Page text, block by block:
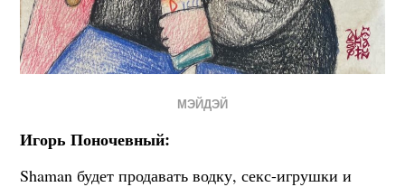
МЭЙДЭЙ
Игорь Поночевный:
Shaman будет продавать водку, секс-игрушки и